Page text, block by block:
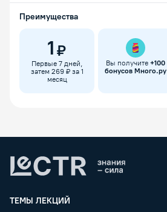
Преимущества
1 ₽
Первые 7 дней,
затем 269 ₽ за 1
месяц
Вы получите +100
бонусов Много.ру
ТЕМЫ ЛЕКЦИЙ